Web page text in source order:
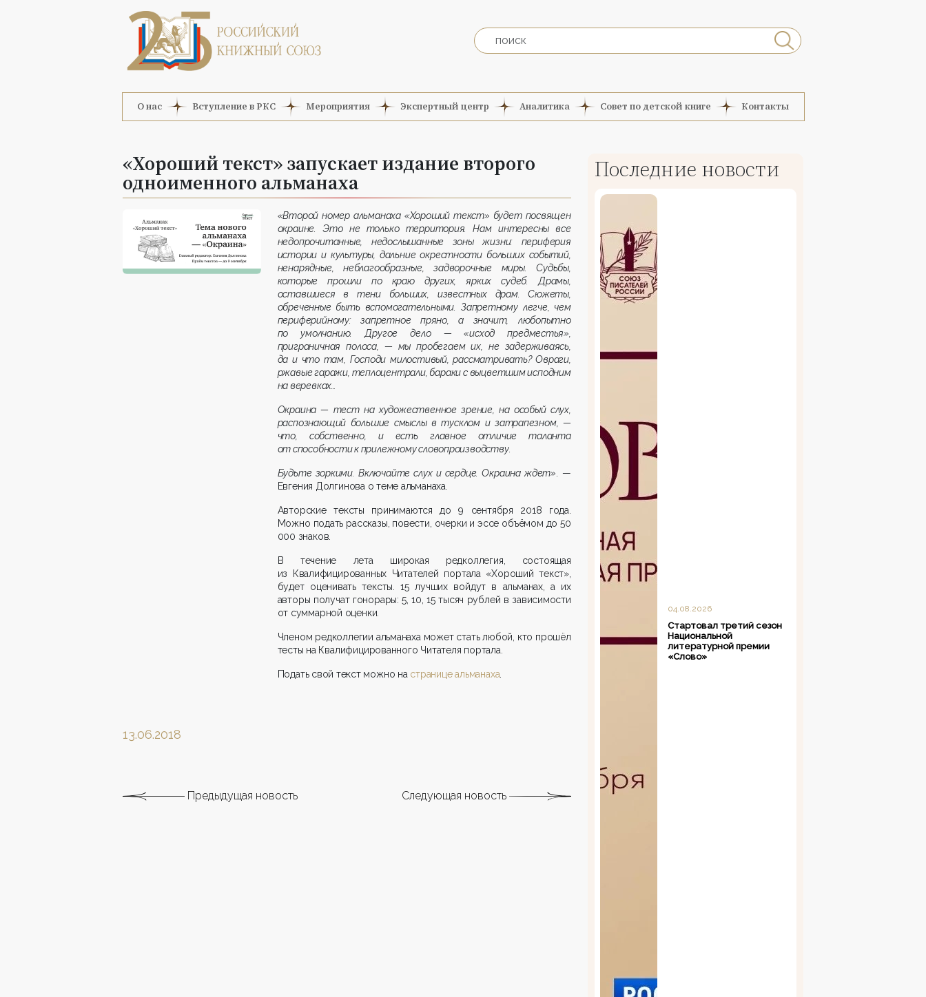
О нас Вступление в РКС Мероприятия Экспертный центр Аналитика Совет по детской книге Контакты
«Хороший текст» запускает издание второго
одноименного альманаха
«Второй номер альманаха «Хороший текст» будет посвящен
окраине. Это не только территория. Нам интересны все
недопрочитанные, недослышанные зоны жизни: периферия
истории и культуры, дальние окрестности больших событий,
ненарядные, неблагообразные, задворочные миры. Судьбы,
которые прошли по краю других, ярких судеб. Драмы,
оставшиеся в тени больших, известных драм. Сюжеты,
обреченные быть вспомогательными. Запретному легче, чем
периферийному: запретное пряно, а значит, любопытно
по умолчанию. Другое дело — «исход предместья»,
приграничная полоса, — мы пробегаем их, не задерживаясь,
да и что там, Господи милостивый, рассматривать? Овраги,
ржавые гаражи, теплоцентрали, бараки с выцветшим исподним
на веревках…
Окраина — тест на художественное зрение, на особый слух,
распознающий большие смыслы в тусклом и затрапезном, —
что, собственно, и есть главное отличие таланта
от способности к прилежному словопроизводству.
Будьте зоркими. Включайте слух и сердце. Окраина ждет» . —
Евгения Долгинова о теме альманаха.
Авторские тексты принимаются до 9 сентября 2018 года.
Можно подать рассказы, повести, очерки и эссе объёмом до 50
000 знаков.
В течение лета широкая редколлегия, состоящая
из Квалифицированных Читателей портала «Хороший текст»,
будет оценивать тексты. 15 лучших войдут в альманах, а их
авторы получат гонорары: 5, 10, 15 тысяч рублей в зависимости
от суммарной оценки.
Членом редколлегии альманаха может стать любой, кто прошёл
тесты на Квалифицированного Читателя портала.
Подать свой текст можно на странице альманаха
13.06.2018
Предыдущая новость Следующая новость
Последние новости
04.08.2026
Стартовал третий сезон
Национальной
литературной премии
«Слово»